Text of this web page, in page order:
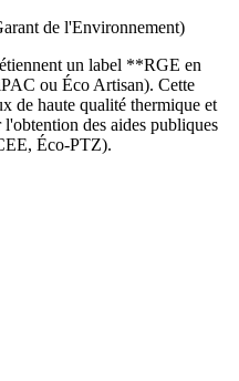
de l'Environnement)
un label **RGE en
ou Éco Artisan). Cette
de haute qualité thermique et
des aides publiques
Éco-PTZ).